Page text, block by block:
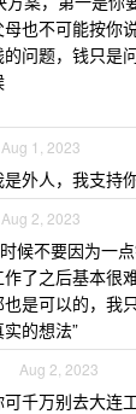
也不可能按你
问题，钱只是
Aug 1, 2023
外人，我支持
Aug 2, 2023
候不要因为一
了之后基本很
是可以的，我
的想法”
Aug 2, 2023
千万别去大连